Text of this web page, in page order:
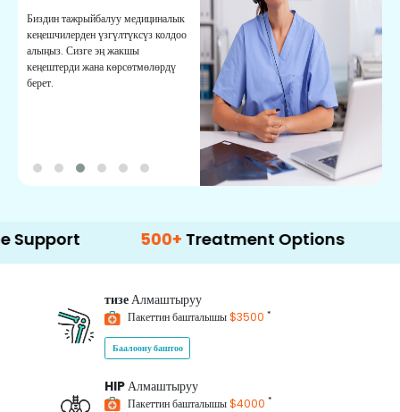
Биздин тажрыйбалуу медициналык
кеңешчилерден үзгүлтүксүз колдоо
алыңыз. Сизге эң жакшы
кеңештерди жана көрсөтмөлөрдү
берет.
500+ Treatment Options
тизеАлмаштыруу
Пакеттин башталышы$3500 *
Баалоону баштоо
HIPАлмаштыруу
Пакеттин башталышы$4000 *